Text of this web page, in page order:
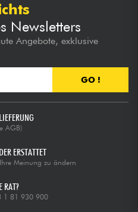
Newsletters
Angebote, exklusive
GO !
AGB)
ERSTATTET
Meinung zu ändern
RAT?
1 81 930 900